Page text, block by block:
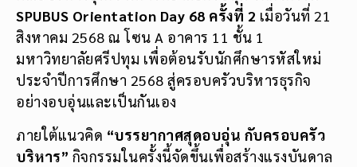
SPUBUS Orientation Day 68 ครั้งที่ 2 เมื่อวันที่ 21
สิงหาคม 2568 ณ โซน A อาคาร 11 ชั้น 1
มหาวิทยาลัยศรีปทุม เพื่อต้อนรับนักศึกษารหัสใหม่
ประจำปีการศึกษา 2568 สู่ครอบครัวบริหารธุรกิจ
อย่างอบอุ่นและเป็นกันเอง
ภายใต้แนวคิด “บรรยากาศสุดอบอุ่น กับครอบครัว
บริหาร” กิจกรรมในครั้งนี้จัดขึ้นเพื่อสร้างแรงบันดาล